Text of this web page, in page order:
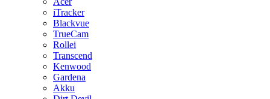
iTracker
Blackvue
TrueCam
Rollei
Transcend
Kenwood
Gardena
Akku